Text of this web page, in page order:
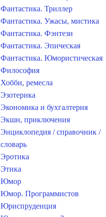
Фантастика. Триллер
Фантастика. Ужасы, мистика
Фантастика. Фэнтези
Фантастика. Эпическая
Фантастика. Юмористическая
Философия
Хобби, ремесла
Эзотерика
Экономика и бухгалтерия
Экшн, приключения
Энциклопедия / справочник /
словарь
Эротика
Этика
Юмор
Юмор. Программистов
Юриспруденция